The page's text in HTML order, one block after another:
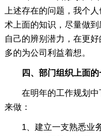
上述存在的问题，我个
术上面的知识，尽量做
自己的辨别潜力，在更
多的为公司利益着想。
四、部门组织上面
在明年的工作规划中
来做：
1、建立一支熟悉业务